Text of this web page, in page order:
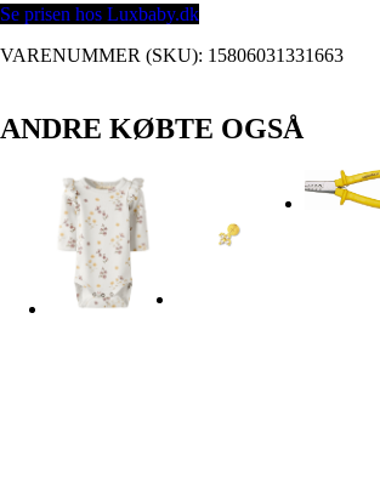
Se prisen hos Luxbaby.dk
VARENUMMER (SKU): 15806031331663
ANDRE KØBTE OGSÅ